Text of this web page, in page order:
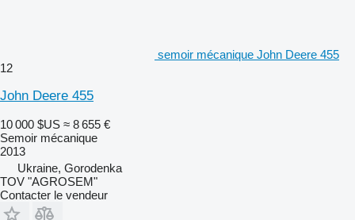
semoir mécanique John Deere 455
12
John Deere 455
10 000 $US ≈ 8 655 €
Semoir mécanique
2013
Ukraine, Gorodenka
TOV "AGROSEM"
Contacter le vendeur